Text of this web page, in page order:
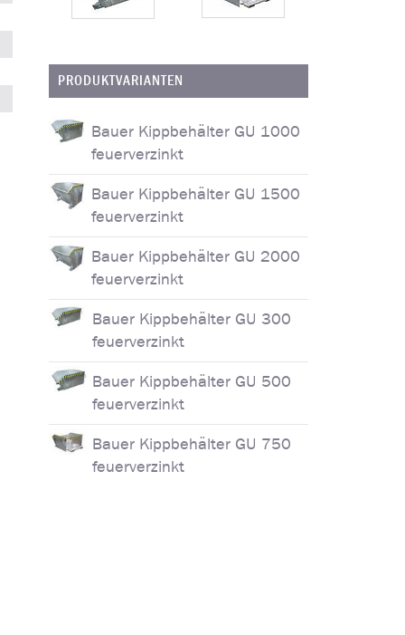
1,00 1,50
184
feuerverzinkt feuerverzinkt
auf Anfrage auf Anfrage
PRODUKTVARIANTEN
Bauer Kippbehälter GU 1000
feuerverzinkt
Bauer Kippbehälter GU 1500
feuerverzinkt
Bauer Kippbehälter GU 2000
feuerverzinkt
Bauer Kippbehälter GU 300
feuerverzinkt
Bauer Kippbehälter GU 500
feuerverzinkt
Bauer Kippbehälter GU 750
feuerverzinkt